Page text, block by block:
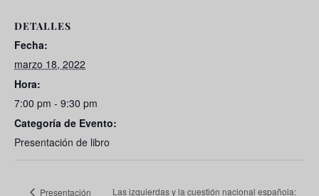
DETALLES
Fecha:
marzo 18, 2022
Hora:
7:00 pm - 9:30 pm
Categoría de Evento:
Presentación de libro
Presentación Las izquierdas y la cuestión nacional española: